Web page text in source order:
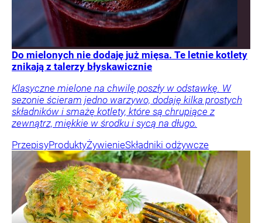
Do mielonych nie dodaję już mięsa. Te letnie kotlety
znikają z talerzy błyskawicznie
Klasyczne mielone na chwilę poszły w odstawkę. W
sezonie ścieram jedno warzywo, dodaję kilka prostych
składników i smażę kotlety, które są chrupiące z
zewnątrz, miękkie w środku i sycą na długo.
PrzepisyProduktyŻywienieSkładniki odżywcze